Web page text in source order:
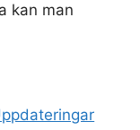
kan man